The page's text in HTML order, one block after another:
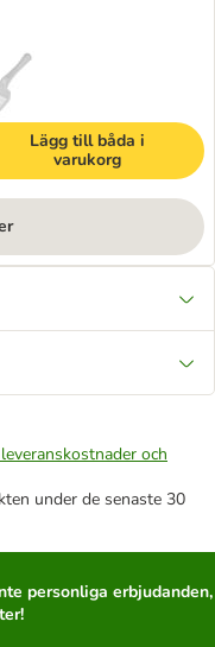
Lägg till båda i
varukorg
och
under de senaste 30
personliga erbjudanden,